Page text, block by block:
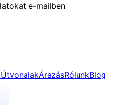
e-mailben
ÚtvonalakÁrazásRólunkBlog